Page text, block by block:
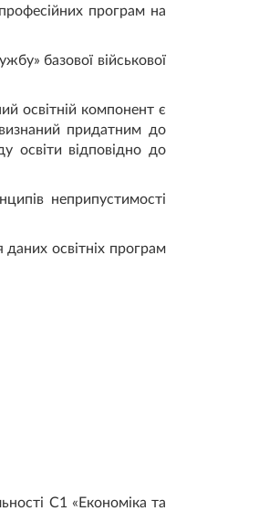
програм на
базової військової
освітній компонент є
визнаний придатним до
освіти відповідно до
неприпустимості
освітніх програм
С1 «Економіка та